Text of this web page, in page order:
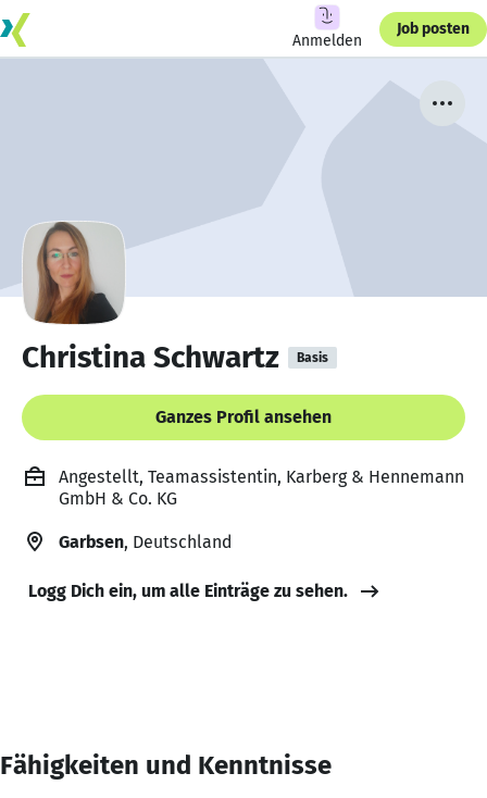
Anmelden
Job posten
Christina Schwartz Basis
Ganzes Profil ansehen
Angestellt, Teamassistentin, Karberg & Hennemann
GmbH & Co. KG
Garbsen, Deutschland
Logg Dich ein, um alle Einträge zu sehen.
Fähigkeiten und Kenntnisse